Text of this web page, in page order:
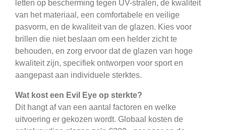
letten op bescherming tegen UV-stralen, de kwaliteit
van het materiaal, een comfortabele en veilige
pasvorm, en de kwaliteit van de glazen. Kies voor
brillen die niet beslaan om een helder zicht te
behouden, en zorg ervoor dat de glazen van hoge
kwaliteit zijn, specifiek ontworpen voor sport en
aangepast aan individuele sterktes.
Wat kost een Evil Eye op sterkte?
Dit hangt af van een aantal factoren en welke
uitvoering er gekozen wordt. Globaal kosten de